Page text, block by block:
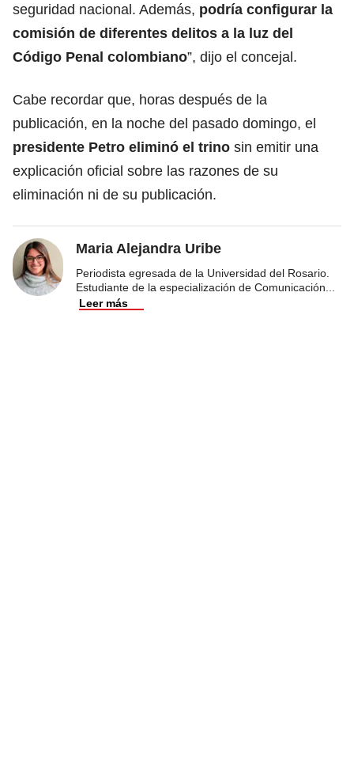
seguridad nacional. Además, podría configurar la
comisión de diferentes delitos a la luz del
Código Penal colombiano”, dijo el concejal.
Cabe recordar que, horas después de la
publicación, en la noche del pasado domingo, el
presidente Petro eliminó el trino sin emitir una
explicación oficial sobre las razones de su
eliminación ni de su publicación.
Maria Alejandra Uribe
Periodista egresada de la Universidad del Rosario.
Estudiante de la especialización de Comunicación
Leer más